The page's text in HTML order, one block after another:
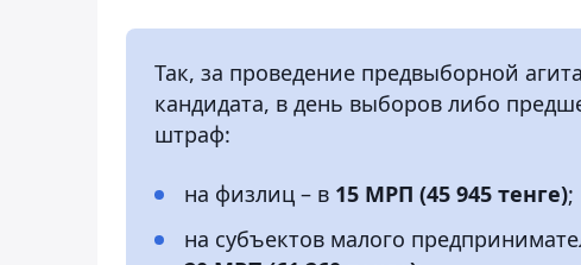
Так, за проведение предвыборной
кандидата, в день выборов либо
штраф:
на физлиц – в 15 МРП (45 945 тенге);
на субъектов малого